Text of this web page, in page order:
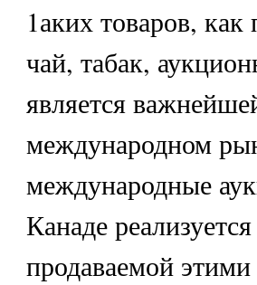
1аких товаров,
чай, табак,
является
международном
международные
Канаде
продаваемой